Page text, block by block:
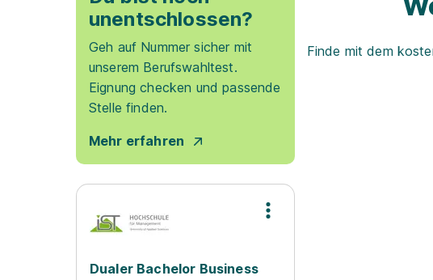
unentschlossen?
Geh auf Nummer sicher mit
unserem Berufswahltest.
Eignung checken und passende
Stelle finden.
Mehr erfahren
Dualer Bachelor Business
Finde mit dem